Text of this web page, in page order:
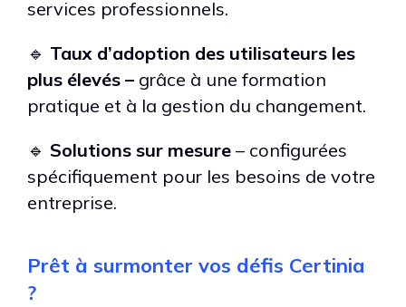
services professionnels.
🔹 Taux d’adoption des utilisateurs les
plus élevés – grâce à une formation
pratique et à la gestion du changement.
🔹 Solutions sur mesure – configurées
spécifiquement pour les besoins de votre
entreprise.
Prêt à surmonter vos défis Certinia
?